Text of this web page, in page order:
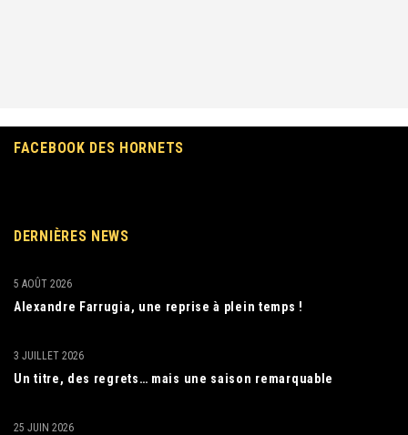
FACEBOOK DES HORNETS
DERNIÈRES NEWS
Alexandre Farrugia, une reprise à plein temps !
5 AOÛT 2026
Un titre, des regrets… mais une saison remarquable
3 JUILLET 2026
25 JUIN 2026